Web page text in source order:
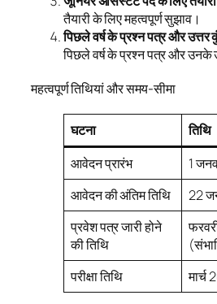
तैयारी के लिए महत्वपूर्ण सुझाव।
पिछले वर्ष के प्रश्न पत्र और उत्तर
पिछले वर्ष के प्रश्न पत्र और उनके
महत्वपूर्ण तिथियां और समय-सीमा
घटना
तिथि
आवेदन प्रारंभ
1
आवेदन की अंतिम तिथि
22
प्रवेश पत्र जारी होने
की तिथि
परीक्षा तिथि
मार्च